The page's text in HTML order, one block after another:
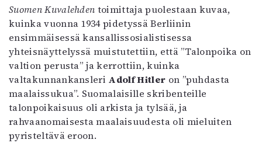
Suomen Kuvalehden toimittaja puolestaan kuvaa,
kuinka vuonna 1934 pidetyssä Berliinin
ensimmäisessä kansallissosialistisessa
yhteisnäyttelyssä muistutettiin, että ”Talonpoika on
valtion perusta” ja kerrottiin, kuinka
valtakunnankansleri Adolf Hitler on ”puhdasta
maalaissukua”. Suomalaisille skribenteille
talonpoikaisuus oli arkista ja tylsää, ja
rahvaanomaisesta maalaisuudesta oli mieluiten
pyristeltävä eroon.